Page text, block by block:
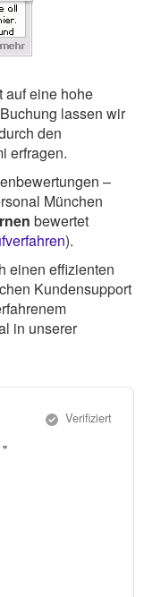
auf eine hohe
lassen wir
den
erfragen.
–
München
bewertet
).
einen effizienten
Kundensupport
in unserer
Verifiziert
"